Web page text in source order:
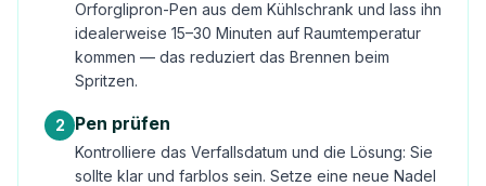
Orforglipron-Pen aus dem Kühlschrank und lass ihn
idealerweise 15–30 Minuten auf Raumtemperatur
kommen — das reduziert das Brennen beim
Spritzen.
2 Pen prüfen
Kontrolliere das Verfallsdatum und die Lösung: Sie
sollte klar und farblos sein. Setze eine neue Nadel